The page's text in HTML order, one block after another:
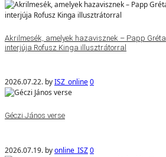
Akrilmesék, amelyek hazavisznek – Papp Gréta
interjúja Rofusz Kinga illusztrátorral
2026.07.22. byISZ_online0
Géczi János verse
2026.07.19. byonline_ISZ0